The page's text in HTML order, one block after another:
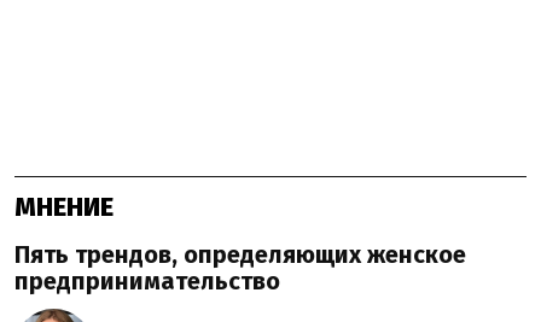
МНЕНИЕ
Пять трендов, определяющих женское
предпринимательство